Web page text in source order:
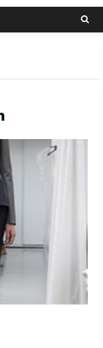
bilhões em